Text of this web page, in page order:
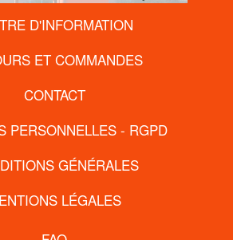
D'INFORMATION
ET COMMANDES
CONTACT
PERSONNELLES - RGPD
GÉNÉRALES
LÉGALES